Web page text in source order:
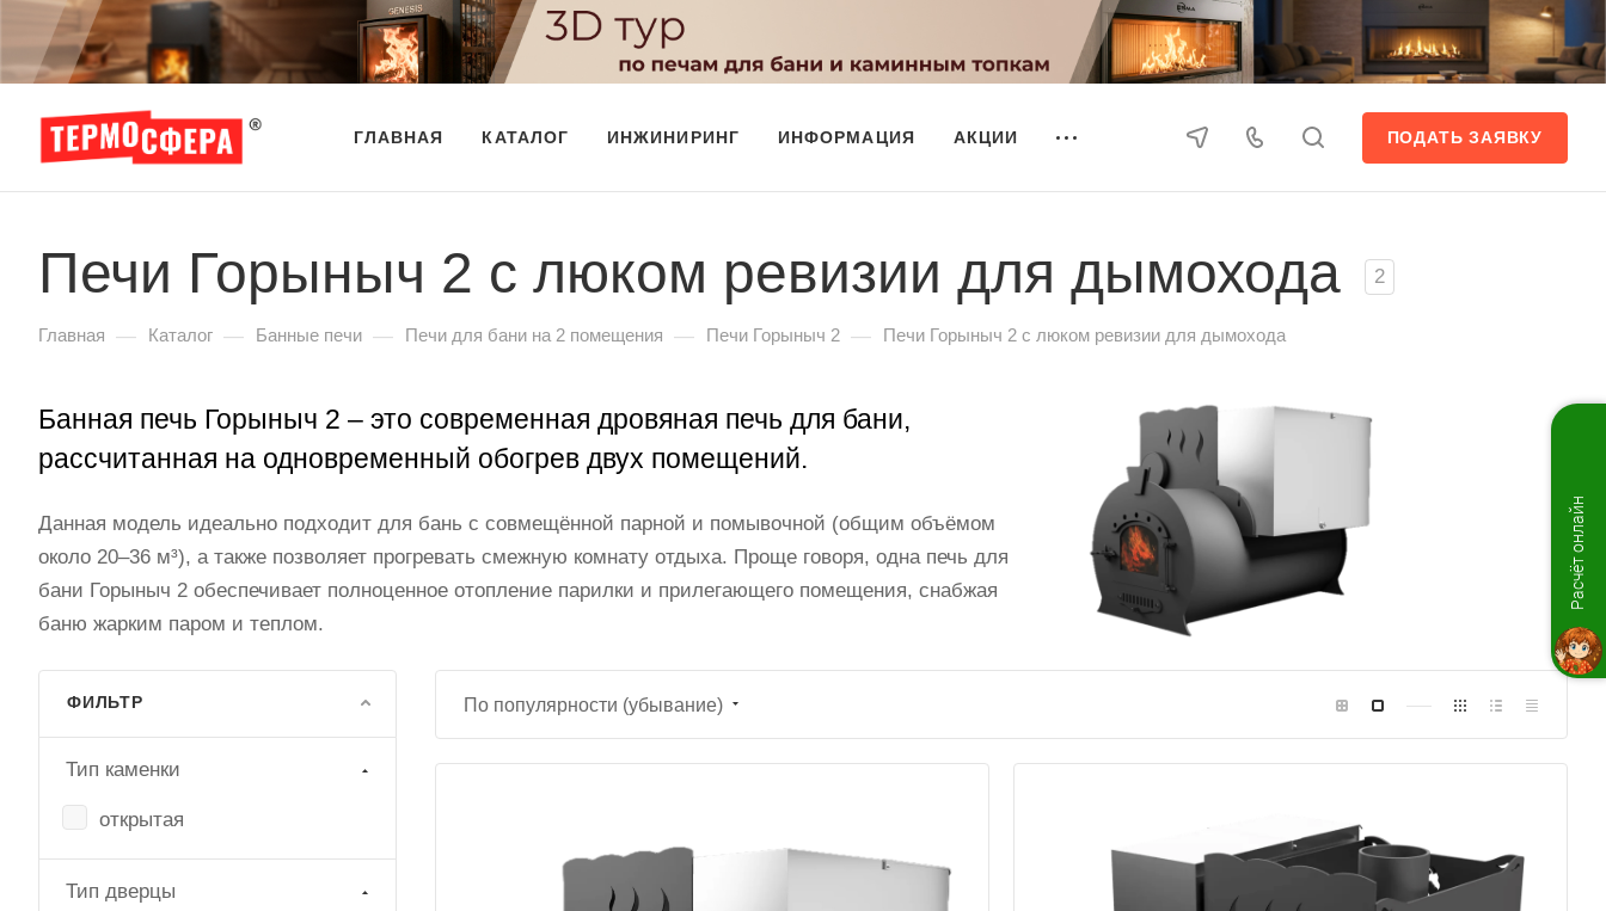
ГЛАВНАЯ КАТАЛОГ ИНЖИНИРИНГ ИНФОРМАЦИЯ АКЦИИ ПОДАТЬ ЗАЯВКУ
Печи Горыныч 2 с люком ревизии для дымохода 2
Главная — Каталог — Банные печи — Печи для бани на 2 помещения — Печи Горыныч 2 — Печи Горыныч 2 с люком ревизии для дымохода
Банная печь Горыныч 2 – это современная дровяная печь для бани,
рассчитанная на одновременный обогрев двух помещений.
Данная модель идеально подходит для бань с совмещённой парной и помывочной (общим объёмом
около 20–36 м³), а также позволяет прогревать смежную комнату отдыха. Проще говоря, одна печь для
бани Горыныч 2 обеспечивает полноценное отопление парилки и прилегающего помещения, снабжая
баню жарким паром и теплом.
По популярности (убывание)
ФИЛЬТР
Тип каменки
открытая
Тип дверцы
Расчёт онлайн